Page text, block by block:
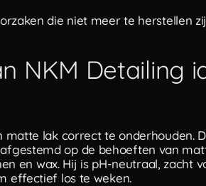
die niet meer te herstellen
NKM Detailing
matte lak correct te onderhouden.
op de behoeften van
en wax. Hij is pH-neutraal, zacht
effectief los te weken.